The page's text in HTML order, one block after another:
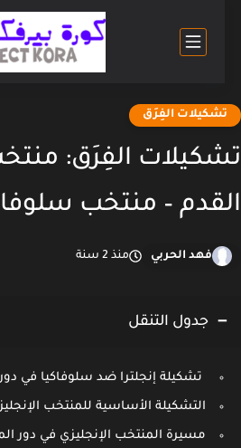
الفِرَق
الفِرَق: منتخب
– منتخب
فهد الحربي منذ 2 سنة
جدول التنقل
تشكيلة إنجلترا ضد سلوفاكيا في دور الـ 16 من يورو
التشكيلة الأساسية للمنتخب الإنجليزي
مسيرة المنتخب الإنجليزي في دور